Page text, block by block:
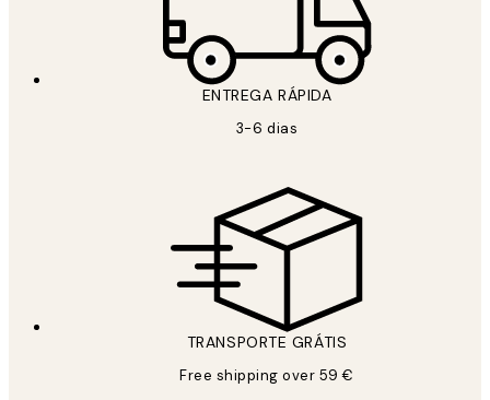
ENTREGA RÁPIDA
3-6 dias
TRANSPORTE GRÁTIS
Free shipping over 59 €